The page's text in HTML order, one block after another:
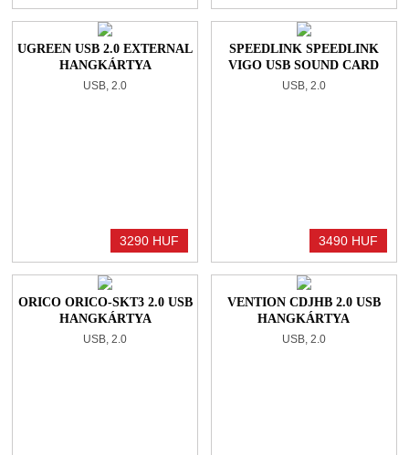
UGREEN USB 2.0 EXTERNAL
HANGKÁRTYA
USB, 2.0
3290 HUF
SPEEDLINK SPEEDLINK
VIGO USB SOUND CARD
BLACK
USB, 2.0
3490 HUF
ORICO ORICO-SKT3 2.0 USB
HANGKÁRTYA
USB, 2.0
VENTION CDJHB 2.0 USB
HANGKÁRTYA
USB, 2.0